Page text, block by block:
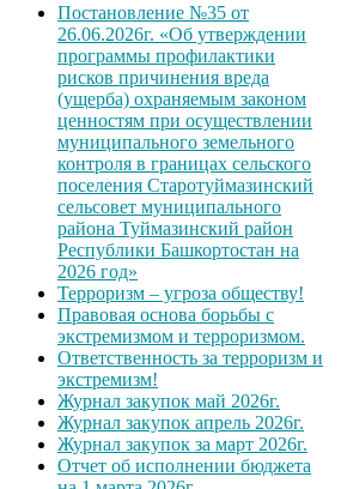
Постановление №35 от
26.06.2026г. «Об утверждении
программы профилактики
рисков причинения вреда
(ущерба) охраняемым законом
ценностям при осуществлении
муниципального земельного
контроля в границах сельского
поселения Старотуймазинский
сельсовет муниципального
района Туймазинский район
Республики Башкортостан на
2026 год»
Терроризм – угроза обществу!
Правовая основа борьбы с
экстремизмом и терроризмом.
Ответственность за терроризм и
экстремизм!
Журнал закупок май 2026г.
Журнал закупок апрель 2026г.
Журнал закупок за март 2026г.
Отчет об исполнении бюджета